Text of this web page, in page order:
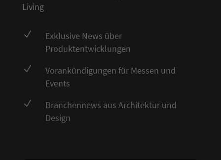
Living
N
Exklusive News über
Produktentwicklungen
N
Vorankündigungen für Messen und
Events
N
Branchennews aus Architektur und
Design